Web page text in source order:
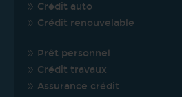
Crédit auto
Crédit renouvelable
Prêt personnel
Crédit travaux
Assurance crédit